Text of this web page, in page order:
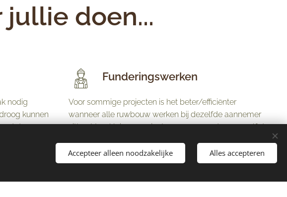
doen...
nodig
kunnen
de
Funderingswerken
Voor sommige projecten is het beter/efficiënter
wanneer alle ruwbouw werken bij dezelfde aannemer
zitten. Voor kleinere projecten voeren we daarom zelf de
rekenen op onze betrouwbare partners.
Accepteer alleen noodzakelijke Alles accepteren